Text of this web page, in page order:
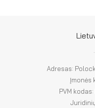
Garbės
Dokumentų
Garbės
Gynėjas
El.
KĘSTUČIO LIPEIKOS
Adresas:
Įmonės
PVM